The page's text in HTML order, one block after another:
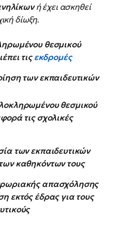
ή έχει ασκηθεί
δίωξη.
θεσμικού
τιςεκδρομές
των εκπαιδευτικών
θεσμικού
τις σχολικές
των εκπαιδευτικών
καθηκόντων τους
απασχόλησης
εκτός έδρας για τους